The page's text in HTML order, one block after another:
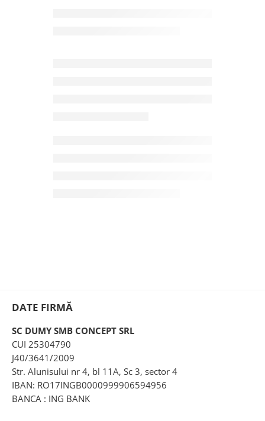
DATE FIRMĂ
SC DUMY SMB CONCEPT SRL
CUI 25304790
J40/3641/2009
Str. Alunisului nr 4, bl 11A, Sc 3, sector 4
IBAN: RO17INGB0000999906594956
BANCA : ING BANK